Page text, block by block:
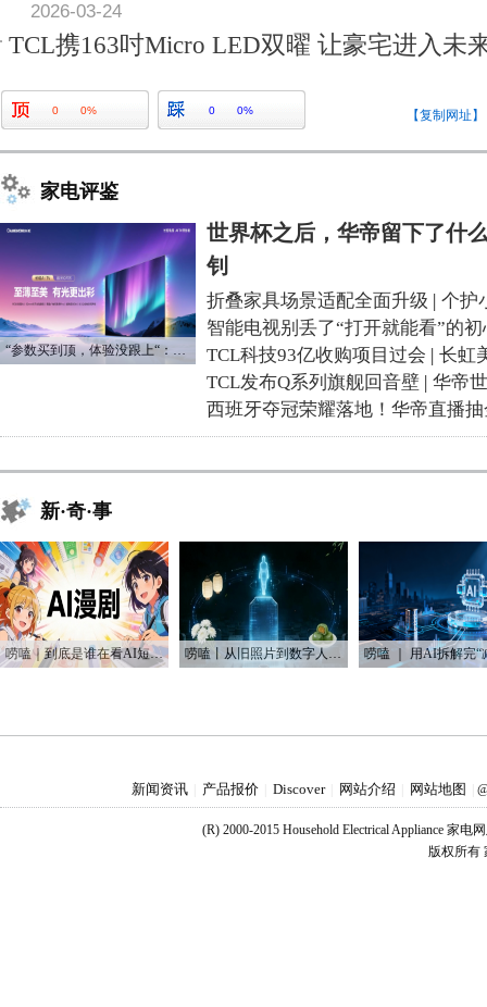
2026-03-24
TCL携163吋Micro LED双曜 让豪宅进入未
0 0% 0 0% 【复制网址】
家电评鉴
“参数买到顶，体验没跟上“：长虹追光Q70S给高端电视打了个样
世界杯之后，华帝留下了什
钊
折叠家具场景适配全面升级 | 个护
智能电视别丢了“打开就能看”的初
TCL科技93亿收购项目过会 | 长虹
TCL发布Q系列旗舰回音壁 | 华帝
西班牙夺冠荣耀落地！华帝直播
新·奇·事
唠嗑｜到底是谁在看AI短剧？！ 唠嗑丨从旧照片到数字人：AI如何“复活”我们的思念
新闻资讯 产品报价 Discover 网站介绍 网站地图
(R) 2000-2015 Household Electrical Appliance 家电
版权所有